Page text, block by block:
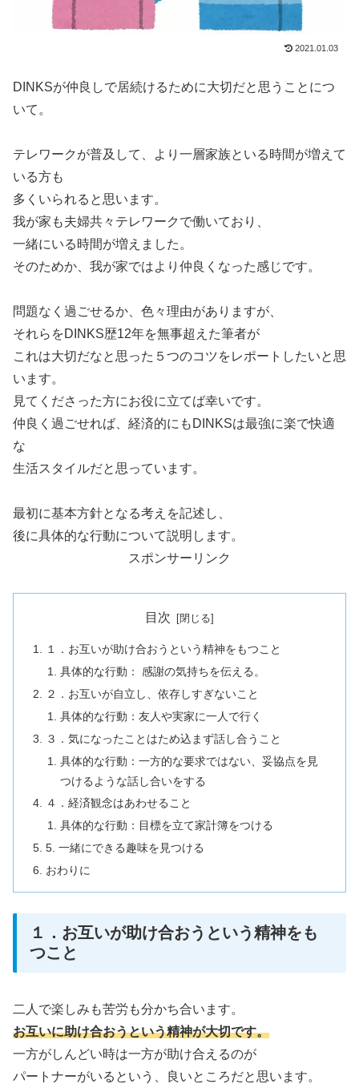
2021.01.03
DINKSが仲良しで居続けるために大切だと思うことにつ
いて。
テレワークが普及して、より一層家族といる時間が増えて
いる方も
多くいられると思います。
我が家も夫婦共々テレワークで働いており、
一緒にいる時間が増えました。
そのためか、我が家ではより仲良くなった感じです。
問題なく過ごせるか、色々理由がありますが、
それらをDINKS歴12年を無事超えた筆者が
これは大切だなと思った５つのコツをレポートしたいと思
います。
見てくださった方にお役に立てば幸いです。
仲良く過ごせれば、経済的にもDINKSは最強に楽で快適
な
生活スタイルだと思っています。
最初に基本方針となる考えを記述し、
後に具体的な行動について説明します。
スポンサーリンク
目次
１．お互いが助け合おうという精神をもつこと
具体的な行動： 感謝の気持ちを伝える。
２．お互いが自立し、依存しすぎないこと
具体的な行動：友人や実家に一人で行く
３．気になったことはため込まず話し合うこと
具体的な行動：一方的な要求ではない、妥協点を見
つけるような話し合いをする
４．経済観念はあわせること
具体的な行動：目標を立て家計簿をつける
5. 一緒にできる趣味を見つける
おわりに
１．お互いが助け合おうという精神をも
つこと
二人で楽しみも苦労も分かち合います。
お互いに助け合おうという精神が大切です。
一方がしんどい時は一方が助け合えるのが
パートナーがいるという、良いところだと思います。